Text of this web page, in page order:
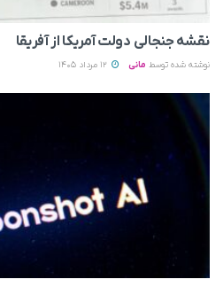
نقشه جنجالی دولت آمریکا از آفریقا
نوشته شده توسط مانی